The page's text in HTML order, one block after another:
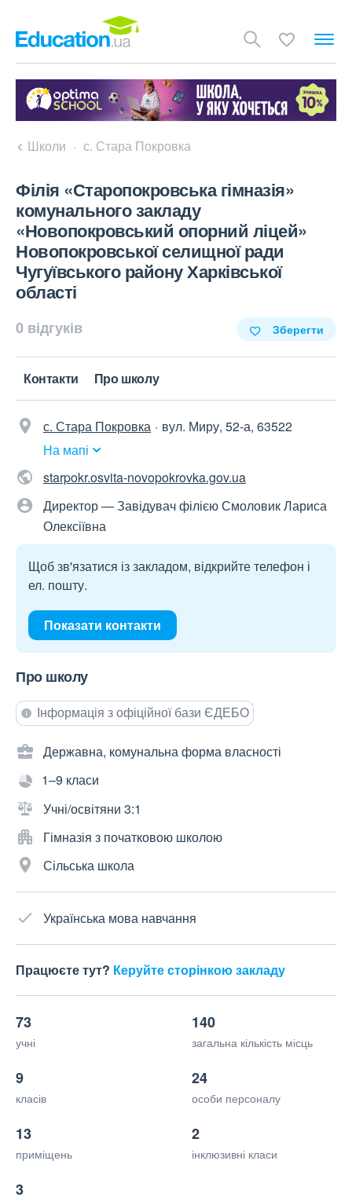
Школи с. Стара Покровка
Філія «Старопокровська гімназія»
комунального закладу
«Новопокровський опорний ліцей»
Новопокровської селищної ради
Чугуївського району Харківської
області
0 відгуків Зберегти
Контакти Про школу
с. Стара Покровка
вул. Миру, 52-а, 63522
На мапі
starpokr.osvita-novopokrovka.gov.ua
Директор — Завідувач філією Смоловик Лариса
Олексіївна
Щоб зв'язатися із закладом, відкрийте телефон і
ел. пошту.
Показати контакти
Про школу
Інформація з офіційної бази ЄДЕБО
Державна, комунальна форма власності
1–9 класи
Учні/освітяни 3:1
Гімназія з початковою школою
Сільська школа
Українська мова навчання
Працюєте тут? Керуйте сторінкою закладу
73
учні
140
загальна кількість місць
9
класів
24
особи персоналу
13
приміщень
2
інклюзивні класи
3